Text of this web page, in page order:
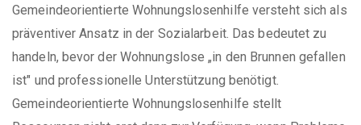
Gemeindeorientierte Wohnungslosenhilfe versteht sich als
präventiver Ansatz in der Sozialarbeit. Das bedeutet zu
handeln, bevor der Wohnungslose „in den Brunnen gefallen
ist" und professionelle Unterstützung benötigt.
Gemeindeorientierte Wohnungslosenhilfe stellt